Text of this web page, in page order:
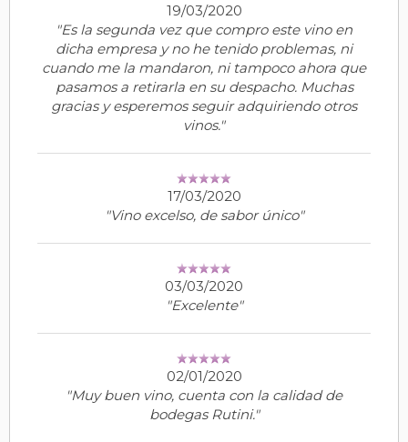
19/03/2020
"Es la segunda vez que compro este vino en
dicha empresa y no he tenido problemas, ni
cuando me la mandaron, ni tampoco ahora que
pasamos a retirarla en su despacho. Muchas
gracias y esperemos seguir adquiriendo otros
vinos."
17/03/2020
"Vino excelso, de sabor único"
03/03/2020
"Excelente"
02/01/2020
"Muy buen vino, cuenta con la calidad de
bodegas Rutini."